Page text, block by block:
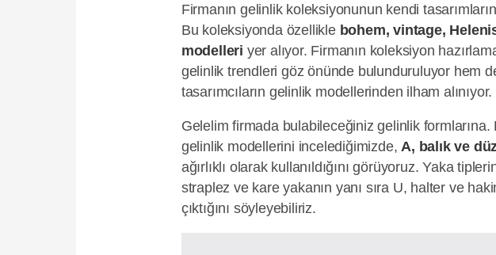
Firmanın gelinlik koleksiyonunun kendi
Bu koleksiyonda özellikle bohem, vintage,
modelleri yer alıyor. Firmanın koleksiyon
gelinlik trendleri göz önünde bulunduruluyor hem
tasarımcıların gelinlik modellerinden ilham alınıyor.
Gelelim firmada bulabileceğiniz gelinlik formlarına.
gelinlik modellerini incelediğimizde,A, balık ve
ağırlıklı olarak kullanıldığını görüyoruz. Yaka
straplez ve kare yakanın yanı sıra U, halter ve
çıktığını söyleyebiliriz.